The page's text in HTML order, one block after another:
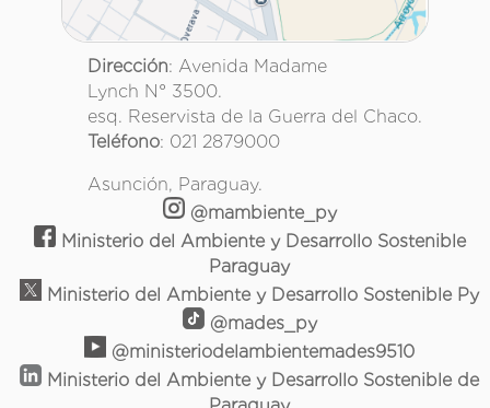
Dirección: Avenida Madame
Lynch N° 3500.
esq. Reservista de la Guerra del Chaco.
Teléfono: 021 2879000
Asunción, Paraguay.
@mambiente_py
Ministerio del Ambiente y Desarrollo Sostenible
Paraguay
Ministerio del Ambiente y Desarrollo Sostenible Py
@mades_py
@ministeriodelambientemades9510
Ministerio del Ambiente y Desarrollo Sostenible de